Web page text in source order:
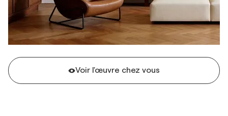
Voir l'œuvre chez vous